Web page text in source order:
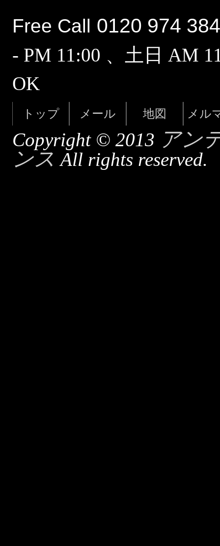
Free Call 0120 974 384
- PM 11:00 、土日 AM
OK
トップ メール 地図 メル
Copyright © 2013 アン
ンス All rights reserved.